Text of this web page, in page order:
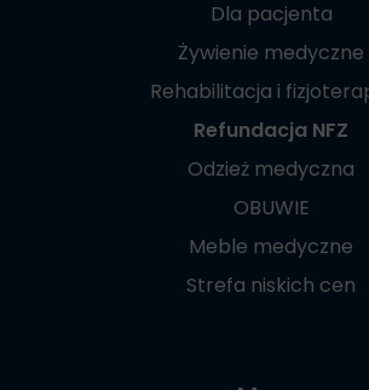
Dla pacjenta
Żywienie medyczne
Rehabilitacja i
Refundacja NFZ
Odzież medyczna
OBUWIE
Meble medyczne
Strefa niskich cen